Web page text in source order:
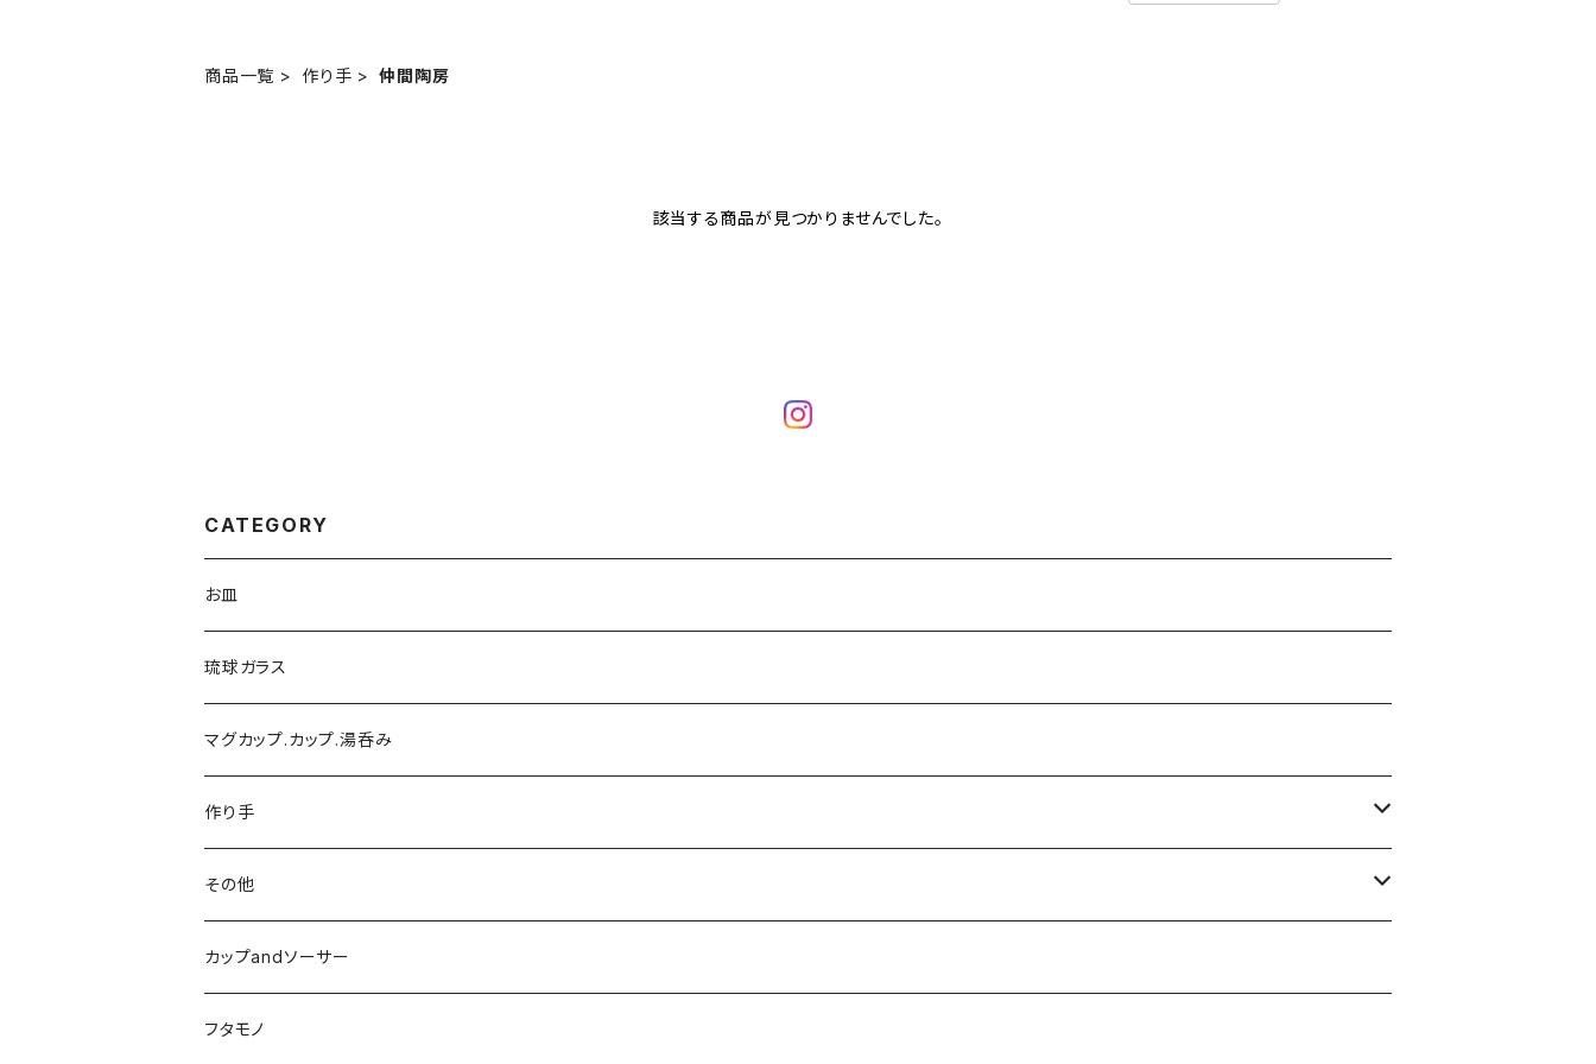
商品一覧 作り手 仲間陶房
該当する商品が見つかりませんでした。
CATEGORY
お皿
琉球ガラス
マグカップ.カップ.湯呑み
作り手
陶芸こまがた
榮一工房
ガラス工房ブンタロウ
その他
陶眞窯
カップandソーサー
フタモノ